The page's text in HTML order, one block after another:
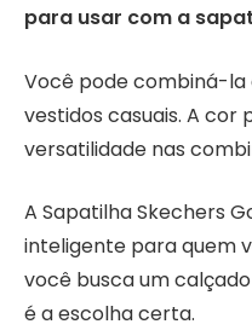
para usar com a
Você pode combiná-la
vestidos casuais. A
versatilidade nas
A Sapatilha Skechers
inteligente para quem
você busca um
é a escolha certa.